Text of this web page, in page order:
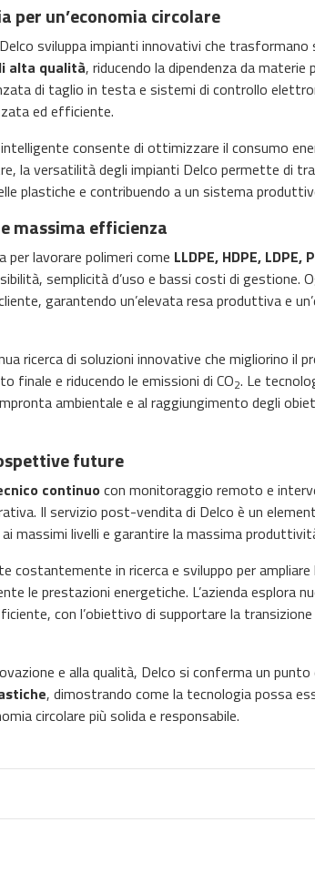
per un’economia circolare
sviluppa impianti innovativi che
alta qualità, riducendo la dipendenza da
di taglio in testa e sistemi di controllo
ed efficiente.
consente di ottimizzare il consumo
la versatilità degli impianti Delco permette di
plastiche e contribuendo a un sistema
massima efficienza
lavorare polimeri come LLDPE, HDPE,
semplicità d’uso e bassi costi di gestione.
garantendo un’elevata resa produttiva e
ricerca di soluzioni innovative che migliorino il
finale e riducendo le emissioni di CO2. Le
ambientale e al raggiungimento degli
future
continuo con monitoraggio remoto e
Il servizio post-vendita di Delco è un
massimi livelli e garantire la massima
costantemente in ricerca e sviluppo per ampliare
le prestazioni energetiche. L’azienda esplora
con l’obiettivo di supportare la transizione
e alla qualità, Delco si conferma un
, dimostrando come la tecnologia possa
circolare più solida e responsabile.